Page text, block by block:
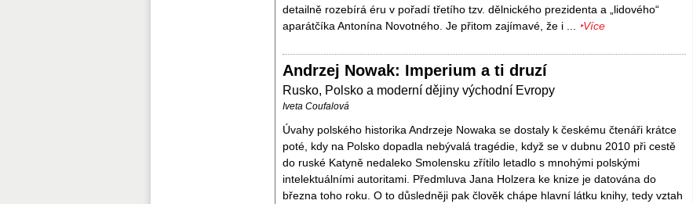
detailně rozebírá éru v pořadí třetího tzv. dělnického prezidenta a „lidového“
aparátčíka Antonína Novotného. Je přitom zajímavé, že i ...
‣Více
Andrzej Nowak: Imperium a ti druzí
Rusko, Polsko a moderní dějiny východní Evropy
Iveta Coufalová
Úvahy polského historika Andrzeje Nowaka se dostaly k českému čtenáři krátce
poté, kdy na Polsko dopadla nebývalá tragédie, když se v dubnu 2010 při cestě
do ruské Katyně nedaleko Smolensku zřítilo letadlo s mnohými polskými
intelektuálními autoritami. Předmluva Jana Holzera ke knize je datována do
března toho roku. O to důsledněji pak člověk chápe hlavní látku knihy, tedy vztah